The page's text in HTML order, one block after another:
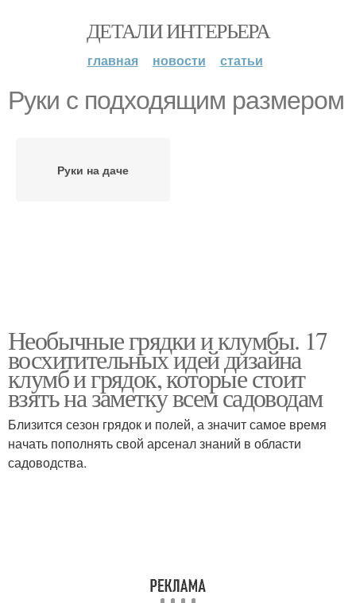
ДЕТАЛИ ИНТЕРЬЕРА
главная новости статьи
Руки с подходящим размером
Руки на даче
Необычные грядки и клумбы. 17
восхитительных идей дизайна
клумб и грядок, которые стоит
взять на заметку всем садоводам
Близится сезон грядок и полей, а значит самое время
начать пополнять свой арсенал знаний в области
садоводства.